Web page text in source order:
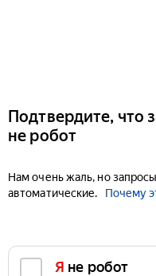
Подтвердите, что
не робот
Нам очень жаль, но
автоматические.
Почему
Я не робот